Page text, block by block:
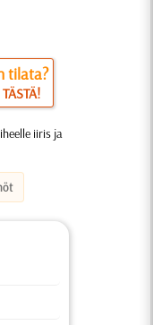
tilata?
iiris ja